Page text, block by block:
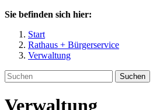
Sie befinden sich hier:
Start
Rathaus + Bürgerservice
Verwaltung
Suchen
Verwaltung